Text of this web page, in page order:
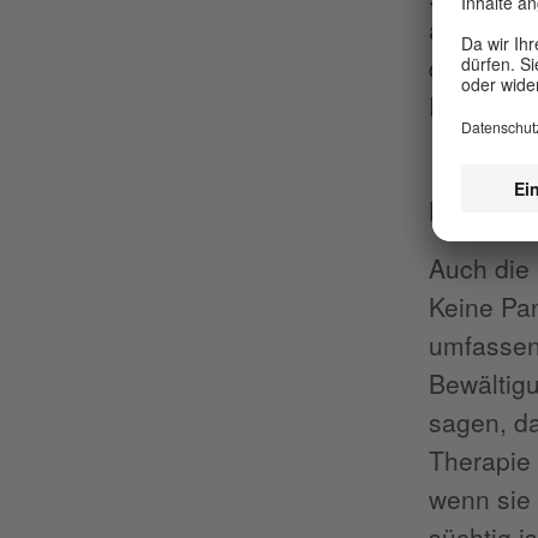
doch,
Patricia,
Auch die
Keine
sagen,
wenn